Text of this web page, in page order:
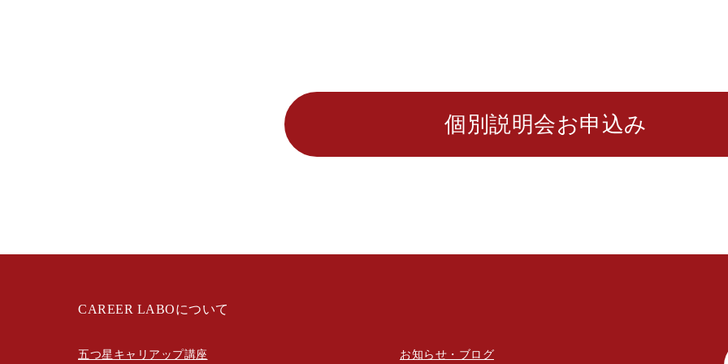
個別説明会お申込み
CAREER LABOについて
五つ星キャリアップ講座 お知らせ・ブログ